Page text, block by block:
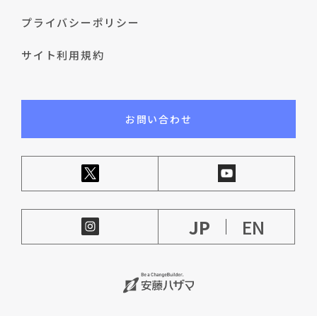
プライバシーポリシー
サイト利用規約
お問い合わせ
JP EN